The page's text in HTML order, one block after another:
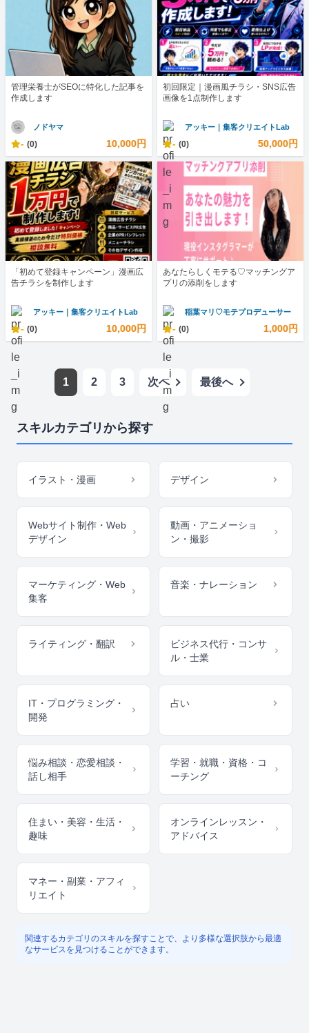
管理栄養士がSEOに特化した記事を
作成します
ノドヤマ
- (0) 10,000円
初回限定｜漫画風チラシ・SNS広告
画像を1点制作します
アッキー｜集客クリエイトLab
- (0) 50,000円
「初めて登録キャンペーン」漫画広
告チラシを制作します
アッキー｜集客クリエイトLab
- (0) 10,000円
あなたらしくモテる♡マッチングア
プリの添削をします
稲葉マリ♡モテプロデューサー
- (0) 1,000円
1 2 3 次へ 最後へ
スキルカテゴリから探す
イラスト・漫画 デザイン
Webサイト制作・Web
デザイン
動画・アニメーショ
ン・撮影
マーケティング・Web
集客
音楽・ナレーション
ライティング・翻訳
ビジネス代行・コンサ
ル・士業
IT・プログラミング・
開発
占い
悩み相談・恋愛相談・
話し相手
学習・就職・資格・コ
ーチング
住まい・美容・生活・
趣味
オンラインレッスン・
アドバイス
マネー・副業・アフィ
リエイト
関連するカテゴリのスキルを探すことで、より多様な選択肢から最適
なサービスを見つけることができます。